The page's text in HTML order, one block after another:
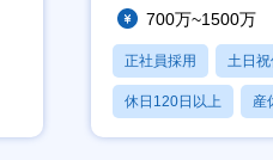
700万~1500万
正社員採用 土日
休日120日以上 産
賞与あり